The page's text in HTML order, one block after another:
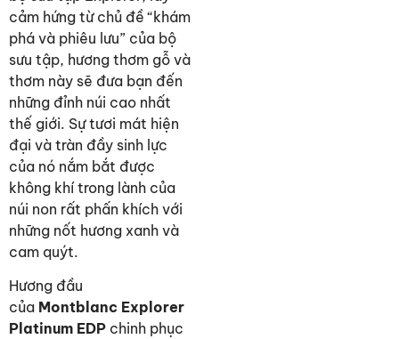
cảm hứng từ chủ đề “khám
phá và phiêu lưu” của bộ
sưu tập, hương thơm gỗ và
thơm này sẽ đưa bạn đến
những đỉnh núi cao nhất
thế giới. Sự tươi mát hiện
đại và tràn đầy sinh lực
của nó nắm bắt được
không khí trong lành của
núi non rất phấn khích với
những nốt hương xanh và
cam quýt.
Hương đầu
của Montblanc Explorer
Platinum EDP chinh phục